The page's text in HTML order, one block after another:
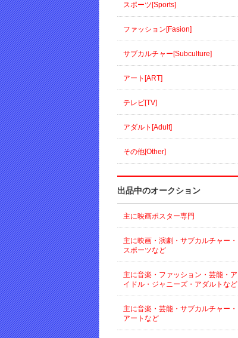
スポーツ[Sports]
ファッション[Fasion]
サブカルチャー[Subculture]
アート[ART]
テレビ[TV]
アダルト[Adult]
その他[Other]
出品中のオークション
主に映画ポスター専門
主に映画・演劇・サブカルチャー・
スポーツなど
主に音楽・ファッション・芸能・ア
イドル・ジャニーズ・アダルトなど
主に音楽・芸能・サブカルチャー・
アートなど